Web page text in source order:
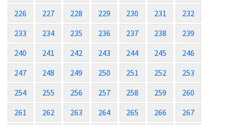
226
227 228 229 230 231
232
233
234 235 236 237 238
239
240
241 242 243 244 245
246
247
248 249 250 251 252
253
254
255 256 257 258 259
260
261
262 263 264 265 266 267